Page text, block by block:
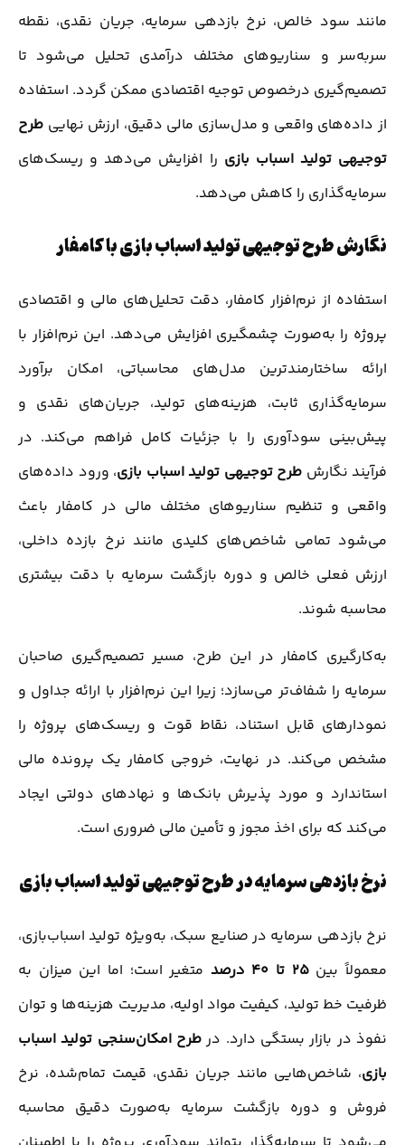
مانند سود خالص، نرخ بازدهی سرمایه، جریان نقدی، نقطه
سربه‌سر و سناریوهای مختلف درآمدی تحلیل می‌شود تا
تصمیم‌گیری درخصوص توجیه اقتصادی ممکن گردد. استفاده
از داده‌های واقعی و مدل‌سازی مالی دقیق، ارزش نهایی طرح
توجیهی تولید اسباب بازی را افزایش می‌دهد و ریسک‌های
سرمایه‌گذاری را کاهش می‌دهد.
نگارش طرح توجیهی تولید اسباب بازی با کامفار
استفاده از نرم‌افزار کامفار، دقت تحلیل‌های مالی و اقتصادی
پروژه را به‌صورت چشمگیری افزایش می‌دهد. این نرم‌افزار با
ارائه ساختارمندترین مدل‌های محاسباتی، امکان برآورد
سرمایه‌گذاری ثابت، هزینه‌های تولید، جریان‌های نقدی و
پیش‌بینی سودآوری را با جزئیات کامل فراهم می‌کند. در
فرآیند نگارش طرح توجیهی تولید اسباب بازی، ورود داده‌های
واقعی و تنظیم سناریوهای مختلف مالی در کامفار باعث
می‌شود تمامی شاخص‌های کلیدی مانند نرخ بازده داخلی،
ارزش فعلی خالص و دوره بازگشت سرمایه با دقت بیشتری
محاسبه شوند.
به‌کارگیری کامفار در این طرح، مسیر تصمیم‌گیری صاحبان
سرمایه را شفاف‌تر می‌سازد؛ زیرا این نرم‌افزار با ارائه جداول و
نمودارهای قابل استناد، نقاط قوت و ریسک‌های پروژه را
مشخص می‌کند. در نهایت، خروجی کامفار یک پرونده مالی
استاندارد و مورد پذیرش بانک‌ها و نهادهای دولتی ایجاد
می‌کند که برای اخذ مجوز و تأمین مالی ضروری است.
نرخ بازدهی سرمایه در طرح توجیهی تولید اسباب بازی
نرخ بازدهی سرمایه در صنایع سبک، به‌ویژه تولید اسباب‌بازی،
معمولاً بین25 تا 40 درصد
متغیر است؛ اما این میزان به
ظرفیت خط تولید، کیفیت مواد اولیه، مدیریت هزینه‌ها و توان
نفوذ در بازار بستگی دارد. در طرح امکان‌سنجی تولید اسباب
بازی، شاخص‌هایی مانند جریان نقدی، قیمت تمام‌شده، نرخ
فروش و دوره بازگشت سرمایه به‌صورت دقیق محاسبه